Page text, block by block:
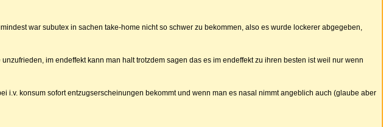
war subutex in sachen take-home nicht so schwer zu bekommen, also es wurde lockerer abgegeben,
im endeffekt kann man halt trotzdem sagen das es im endeffekt zu ihren besten ist weil nur wenn
konsum sofort entzugserscheinungen bekommt und wenn man es nasal nimmt angeblich auch (glaube aber